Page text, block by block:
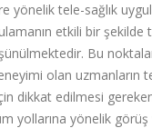
yönelik tele-sağlık
etkili bir şekilde
Bu
olan uzmanların
dikkat edilmesi
yollarına yönelik